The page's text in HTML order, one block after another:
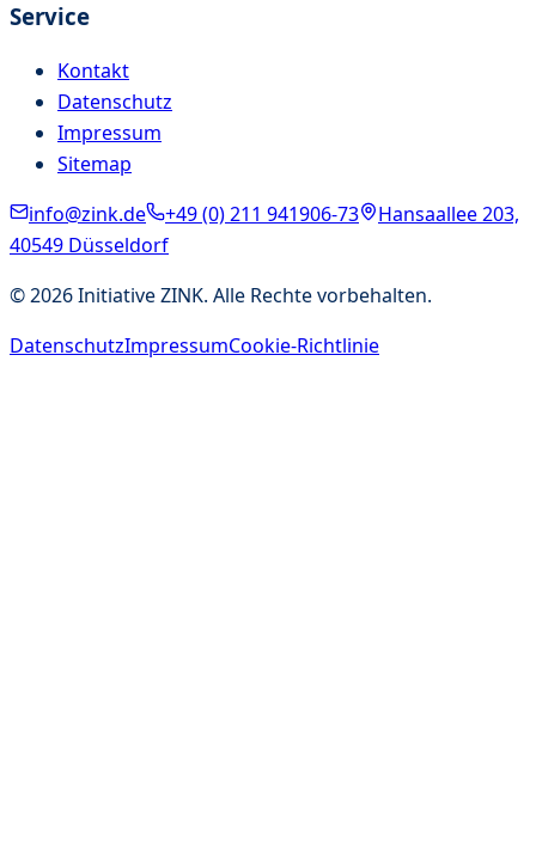
Service
Kontakt
Datenschutz
Impressum
Sitemap
info@zink.de
+49 (0) 211 941906-73
Hansaallee 203,
40549 Düsseldorf
©2026Initiative ZINK. Alle Rechte vorbehalten.
DatenschutzImpressumCookie-Richtlinie